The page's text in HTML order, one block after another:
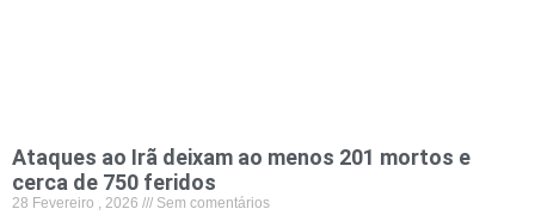
Ataques ao Irã deixam ao menos 201 mortos e
cerca de 750 feridos
28 Fevereiro , 2026 Sem comentários